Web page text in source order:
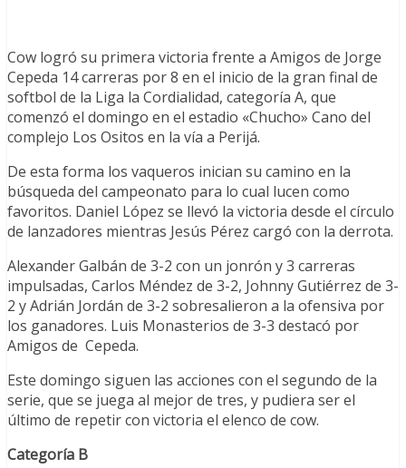
Cow logró su primera victoria frente a Amigos de Jorge
Cepeda 14 carreras por 8 en el inicio de la gran final de
softbol de la Liga la Cordialidad, categoría A, que
comenzó el domingo en el estadio «Chucho» Cano del
complejo Los Ositos en la vía a Perijá.
De esta forma los vaqueros inician su camino en la
búsqueda del campeonato para lo cual lucen como
favoritos. Daniel López se llevó la victoria desde el círculo
de lanzadores mientras Jesús Pérez cargó con la derrota.
Alexander Galbán de 3-2 con un jonrón y 3 carreras
impulsadas, Carlos Méndez de 3-2, Johnny Gutiérrez de 3-
2 y Adrián Jordán de 3-2 sobresalieron a la ofensiva por
los ganadores. Luis Monasterios de 3-3 destacó por
Amigos de Cepeda.
Este domingo siguen las acciones con el segundo de la
serie, que se juega al mejor de tres, y pudiera ser el
último de repetir con victoria el elenco de cow.
Categoría B